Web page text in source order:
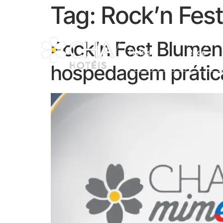
CHA
Hotéis
Sobre A
Rede
Tag: Rock’n Fest
Rock’n Fest
hospedagem